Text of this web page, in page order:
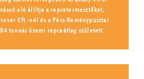
elé állítja a repcetermesztőket,
Kft.-nél és a Pécs-Reménypusztai
tonnás üzemi repceátlag született.